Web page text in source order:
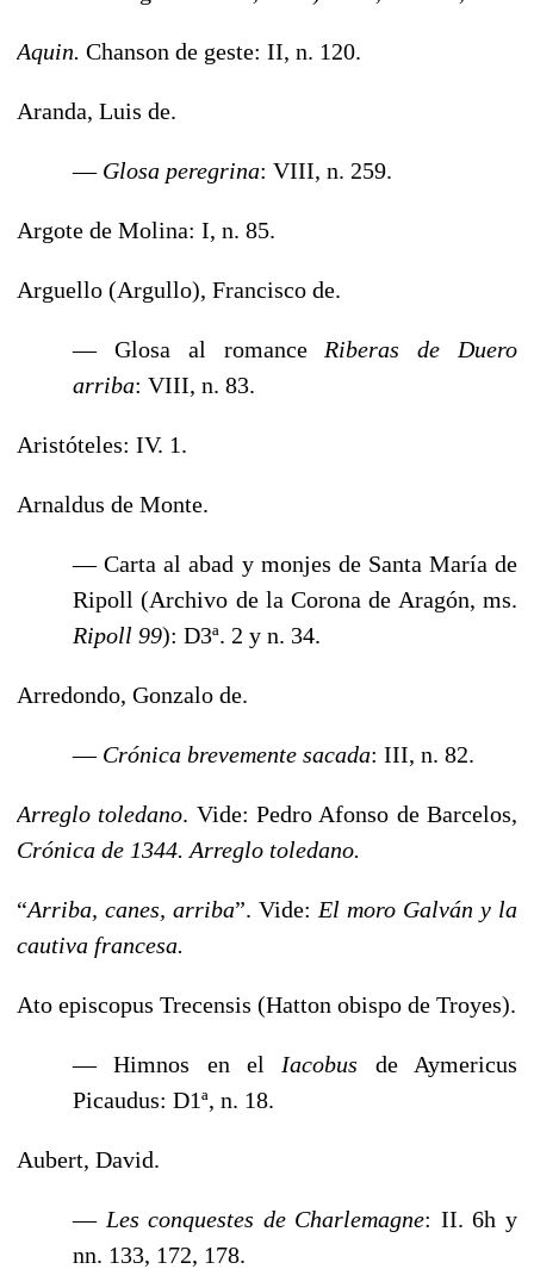
Aquin. Chanson de geste: II, n. 120.
Aranda, Luis de.
— Glosa peregrina: VIII, n. 259.
Argote de Molina: I, n. 85.
Arguello (Argullo), Francisco de.
— Glosa al romance Riberas de Duero
arriba: VIII, n. 83.
Aristóteles: IV. 1.
Arnaldus de Monte.
— Carta al abad y monjes de Santa María de
Ripoll (Archivo de la Corona de Aragón, ms.
Ripoll 99): D3ª. 2 y n. 34.
Arredondo, Gonzalo de.
— Crónica brevemente sacada: III, n. 82.
Arreglo toledano. Vide: Pedro Afonso de Barcelos,
Crónica de 1344. Arreglo toledano.
“Arriba, canes, arriba”. Vide: El moro Galván y la
cautiva francesa.
Ato episcopus Trecensis (Hatton obispo de Troyes).
— Himnos en el Iacobus de Aymericus
Picaudus: D1ª, n. 18.
Aubert, David.
— Les conquestes de Charlemagne: II. 6h y
nn. 133, 172, 178.